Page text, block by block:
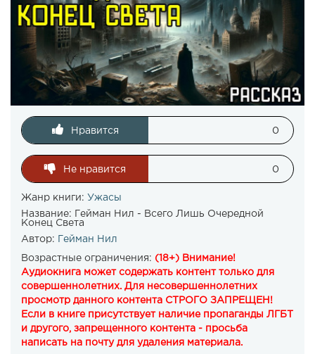
Нравится 0
Не нравится 0
Жанр книги: Ужасы
Название: Гейман Нил - Всего Лишь Очередной
Конец Света
Автор:
Гейман Нил
Возрастные ограничения: (18+) Внимание!
Аудиокнига может содержать контент только для
совершеннолетних. Для несовершеннолетних
просмотр данного контента СТРОГО ЗАПРЕЩЕН!
Если в книге присутствует наличие пропаганды ЛГБТ
и другого, запрещенного контента - просьба
написать на почту для удаления материала.